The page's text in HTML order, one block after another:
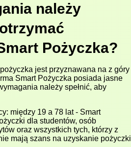
należy
Pożyczka?
jest przyznawana na z góry
Smart Pożyczka posiada jasne
należy spełnić, aby
między 19 a 78 lat - Smart
dla studentów, osób
oraz wszystkich tych, którzy z
mają szans na uzyskanie pożyczki